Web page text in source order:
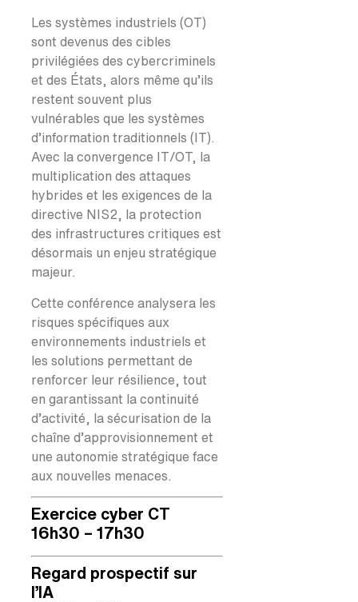
Les systèmes industriels (OT)
sont devenus des cibles
privilégiées des cybercriminels
et des États, alors même qu’ils
restent souvent plus
vulnérables que les systèmes
d’information traditionnels (IT).
Avec la convergence IT/OT, la
multiplication des attaques
hybrides et les exigences de la
directive NIS2, la protection
des infrastructures critiques est
désormais un enjeu stratégique
majeur.
Cette conférence analysera les
risques spécifiques aux
environnements industriels et
les solutions permettant de
renforcer leur résilience, tout
en garantissant la continuité
d’activité, la sécurisation de la
chaîne d’approvisionnement et
une autonomie stratégique face
aux nouvelles menaces.
Exercice cyber CT
16h30 – 17h30
Regard prospectif sur
l’IA